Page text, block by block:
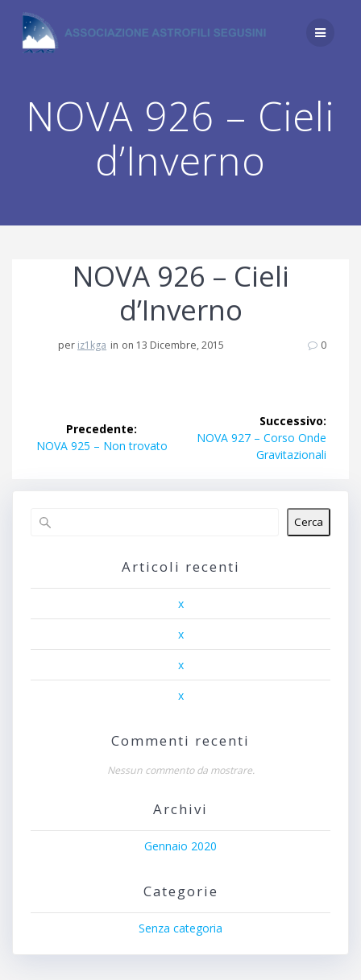
contenuto
NOVA 926 – Cieli
d’Inverno
NOVA 926 – Cieli
d’Inverno
per iz1kga in on 13 Dicembre, 2015 0
articoliPrecedente:
Articolo
NOVA 925 – Non trovato
Successivo:
Articolo
NOVA 927 – Corso Onde
Gravitazionali
Cerca
Articoli recenti
x
x
x
x
Commenti recenti
Nessun commento da mostrare.
Archivi
Gennaio 2020
Categorie
Senza categoria